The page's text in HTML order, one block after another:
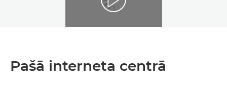
Pašā interneta centrā